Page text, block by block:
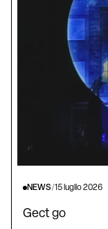
NEWS/15 luglio 2026
Gect go